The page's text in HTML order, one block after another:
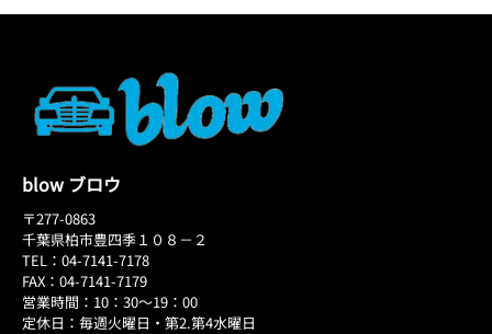
blow ブロウ
〒277-0863
千葉県柏市豊四季１０８－２
TEL：04-7141-7178
FAX：04-7141-7179
営業時間：10：30～19：00
定休日：毎週火曜日・第2.第4水曜日